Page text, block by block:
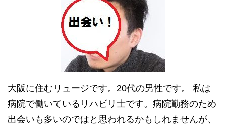
大阪に住むリュージです。20代の男性です。 私は
病院で働いているリハビリ士です。病院勤務のため
出会いも多いのではと思われるかもしれませんが、